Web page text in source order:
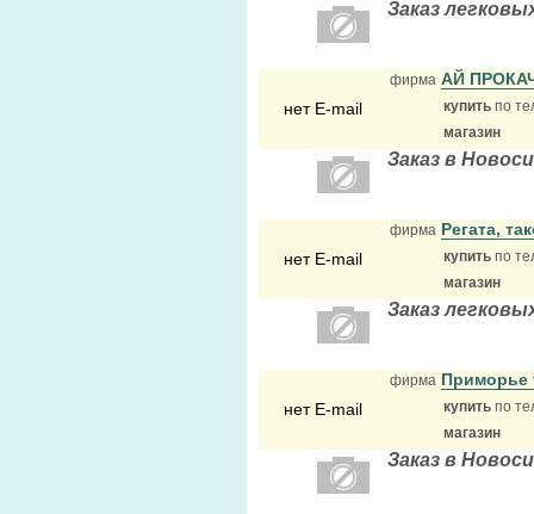
Заказ
нет E-mail
фирма АЙ
купить по
магазин
Заказ в
нет E-mail
фирма Регата,
купить по
магазин
Заказ
нет E-mail
фирма Приморье
купить по
магазин
Заказ в